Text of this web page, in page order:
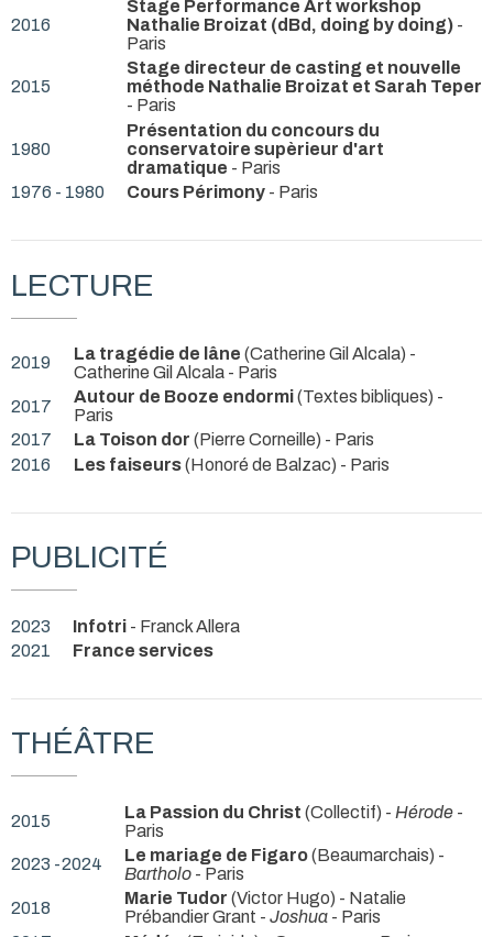
2016
Stage Performance Art workshop
Nathalie Broizat (dBd, doing by doing) -
Paris
2015
Stage directeur de casting et nouvelle
méthode Nathalie Broizat et Sarah Teper
- Paris
1980
Présentation du concours du
conservatoire supèrieur d'art
dramatique - Paris
1976 - 1980
Cours Périmony - Paris
LECTURE
2019 La tragédie de lâne (Catherine Gil Alcala) -
Catherine Gil Alcala - Paris
2017
Autour de Booze endormi(Textes bibliques) -
Paris
2017
La Toison dor (Pierre Corneille) - Paris
2016
Les faiseurs(Honoré de Balzac) - Paris
PUBLICITÉ
2023 Infotri - Franck Allera
2021
France services
THÉÂTRE
2015 La Passion du Christ (Collectif) - Hérode -
Paris
2023 -2024
Le mariage de Figaro(Beaumarchais) -
Bartholo - Paris
2018
Marie Tudor (Victor Hugo) - Natalie
Prébandier Grant - Joshua - Paris